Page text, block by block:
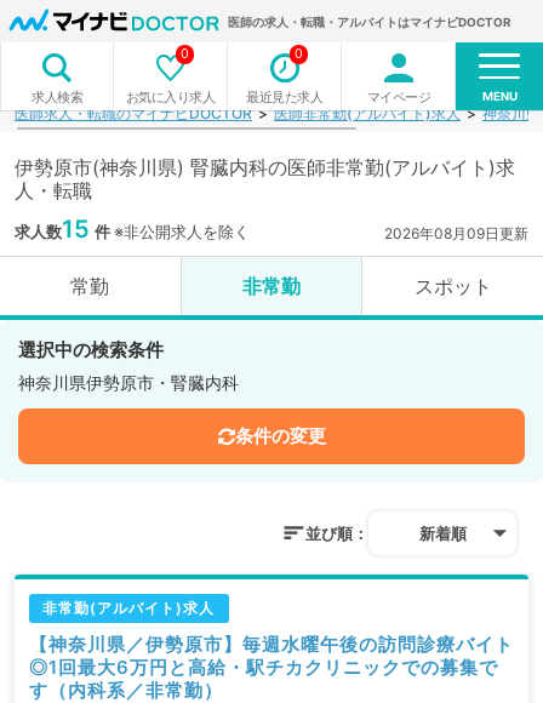
医師の求人・転職・アルバイトはマイナビDOCTOR
求人検索 お気に入り求人
0
最近見た求人
0
マイページ MENU
医師求人・転職のマイナビDOCTOR 医師非常勤(アルバイト)求人 神奈川県
伊勢原市(神奈川県) 腎臓内科の医師非常勤(アルバイト)求
人・転職
求人数15 件※非公開求人を除く 2026年08月09日更新
常勤 非常勤 スポット
選択中の検索条件
神奈川県伊勢原市・腎臓内科
条件の変更
並び順： 新着順
非常勤(アルバイト)求人
【神奈川県／伊勢原市】毎週水曜午後の訪問診療バイト
◎1回最大6万円と高給・駅チカクリニックでの募集で
す（内科系／非常勤）